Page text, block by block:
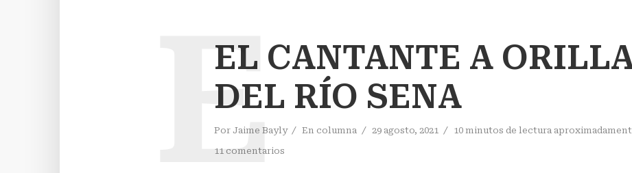
EL CANTANTE A
DEL RÍO SENA
Por Jaime Bayly En columna 29 agosto, 2021
10 minutos de lectura
11 comentarios
E